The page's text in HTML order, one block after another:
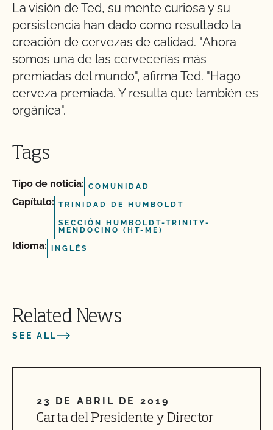
La visión de Ted, su mente curiosa y su
persistencia han dado como resultado la
creación de cervezas de calidad. "Ahora
somos una de las cervecerías más
premiadas del mundo", afirma Ted. "Hago
cerveza premiada. Y resulta que también es
orgánica".
Tags
Tipo de noticia: COMUNIDAD
Capítulo: TRINIDAD DE HUMBOLDT
SECCIÓN HUMBOLDT-TRINITY-
MENDOCINO (HT-ME)
Idioma: INGLÉS
Related News
SEE ALL
23 DE ABRIL DE 2019
Carta del Presidente y Director